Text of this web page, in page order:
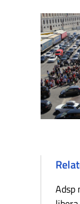
Adsp